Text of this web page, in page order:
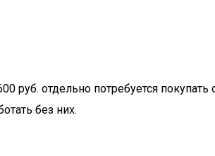
отдельно потребуется покупать
без них.